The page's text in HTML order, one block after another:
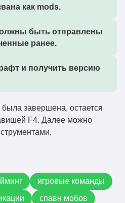
как mods.
быть отправлены
ранее.
и получить версию
была завершена, остается
F4. Далее можно
игровые команды
спавн мобов